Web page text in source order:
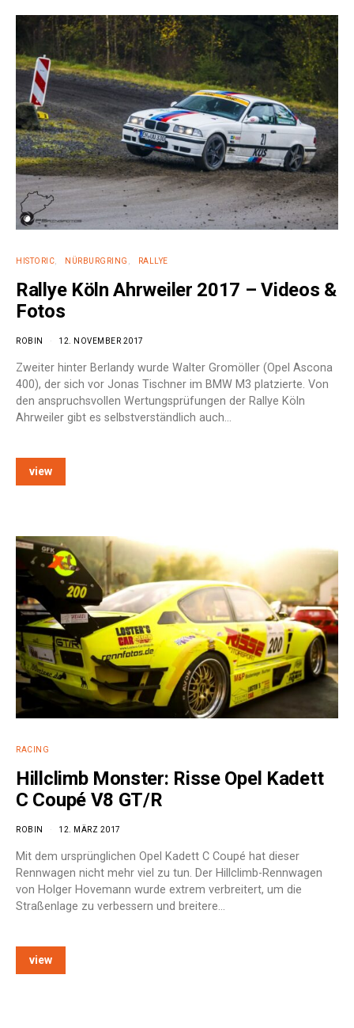
HISTORIC NÜRBURGRING RALLYE
Rallye Köln Ahrweiler 2017 – Videos &
Fotos
ROBIN 12. NOVEMBER 2017
Zweiter hinter Berlandy wurde Walter Gromöller (Opel Ascona
400), der sich vor Jonas Tischner im BMW M3 platzierte. Von
den anspruchsvollen Wertungsprüfungen der Rallye Köln
Ahrweiler gibt es selbstverständlich auch…
view
RACING
Hillclimb Monster: Risse Opel Kadett
C Coupé V8 GT/R
ROBIN 12. MÄRZ 2017
Mit dem ursprünglichen Opel Kadett C Coupé hat dieser
Rennwagen nicht mehr viel zu tun. Der Hillclimb-Rennwagen
von Holger Hovemann wurde extrem verbreitert, um die
Straßenlage zu verbessern und breitere…
view